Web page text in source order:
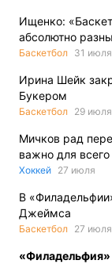
Ищенко:
абсолютно
Баскетбол 31 июля
Ирина Шейк
Букером
Баскетбол 29 июля
Мичков рад
важно для всего
Хоккей 27 июля
В
Джеймса
Баскетбол 27 июля
«Филадельфия»